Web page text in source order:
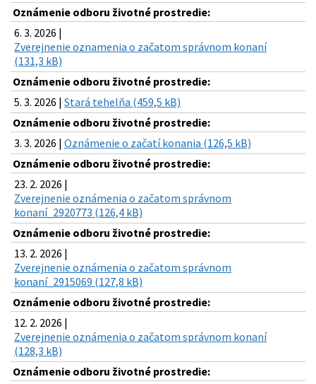
Oznámenie odboru životné prostredie:
6. 3. 2026 |
Zverejnenie oznamenia o začatom správnom konaní
(131,3 kB)
Oznámenie odboru životné prostredie:
5. 3. 2026 | Stará tehelňa (459,5 kB)
Oznámenie odboru životné prostredie:
3. 3. 2026 | Oznámenie o začatí konania (126,5 kB)
Oznámenie odboru životné prostredie:
23. 2. 2026 |
Zverejnenie oznámenia o začatom správnom
konaní_2920773 (126,4 kB)
Oznámenie odboru životné prostredie:
13. 2. 2026 |
Zverejnenie oznámenia o začatom správnom
konaní_2915069 (127,8 kB)
Oznámenie odboru životné prostredie:
12. 2. 2026 |
Zverejnenie oznámenia o začatom správnom konaní
(128,3 kB)
Oznámenie odboru životné prostredie: